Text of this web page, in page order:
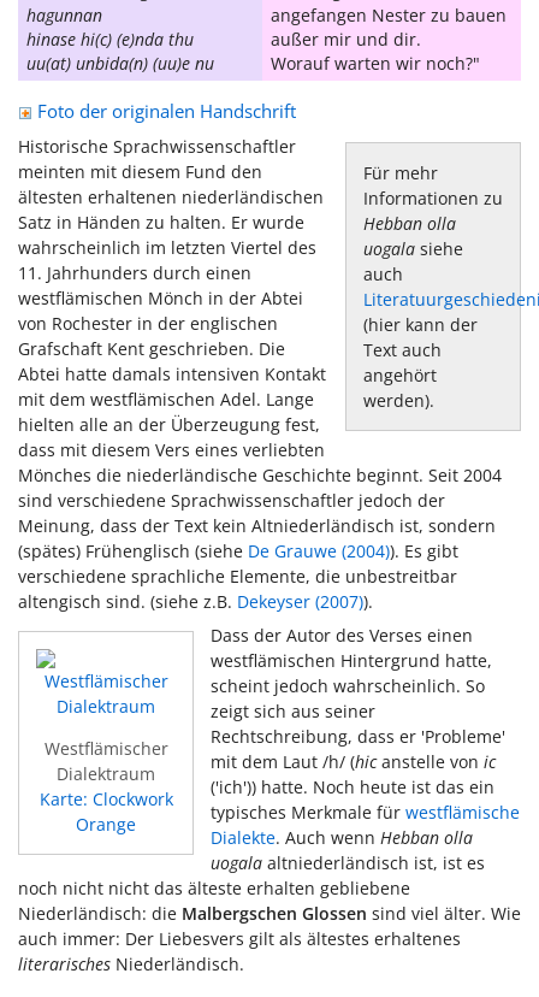
hagunnan
hinase hi(c) (e)nda thu
uu(at) unbida(n) (uu)e nu
angefangen Nester zu bauen
außer mir und dir.
Worauf warten wir noch?"
Foto der originalen Handschrift
Für mehr
Informationen zu
Hebban olla
uogalasiehe
auch
(hier kann der
Text auch
angehört
werden).
Historische Sprachwissenschaftler
meinten mit diesem Fund den
ältesten erhaltenen niederländischen
Satz in Händen zu halten. Er wurde
wahrscheinlich im letzten Viertel des
11. Jahrhunders durch einen
westflämischen Mönch in der Abtei
von Rochester in der englischen
Grafschaft Kent geschrieben. Die
Abtei hatte damals intensiven Kontakt
mit dem westflämischen Adel. Lange
hielten alle an der Überzeugung fest,
dass mit diesem Vers eines verliebten
Mönches die niederländische Geschichte beginnt. Seit 2004
sind verschiedene Sprachwissenschaftler jedoch der
Meinung, dass der Text kein Altniederländisch ist, sondern
(spätes) Frühenglisch (siehe De Grauwe (2004)). Es gibt
verschiedene sprachliche Elemente, die unbestreitbar
altengisch sind. (siehe z.B. Dekeyser (2007)).
Westflämischer
Dialektraum
Karte: Clockwork
Orange
Dass der Autor des Verses einen
westflämischen Hintergrund hatte,
scheint jedoch wahrscheinlich. So
zeigt sich aus seiner
Rechtschreibung, dass er 'Probleme'
mit dem Laut /h/ (hicanstelle vonic
('ich')) hatte. Noch heute ist das ein
typisches Merkmale fürwestflämische
Dialekte. Auch wenn Hebban olla
uogala altniederländisch ist, ist es
noch nicht nicht das älteste erhalten gebliebene
Niederländisch: die Malbergschen Glossen sind viel älter. Wie
auch immer: Der Liebesvers gilt als ältestes erhaltenes
literarisches Niederländisch.